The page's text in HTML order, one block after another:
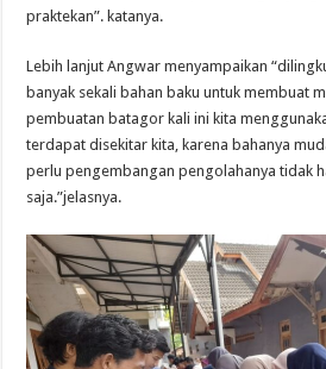
praktekan”. katanya.
Lebih lanjut Angwar menyampaikan
banyak sekali bahan baku untuk membuat
pembuatan batagor kali ini kita
terdapat disekitar kita, karena bahanya
perlu pengembangan pengolahanya tidak
saja.”jelasnya.